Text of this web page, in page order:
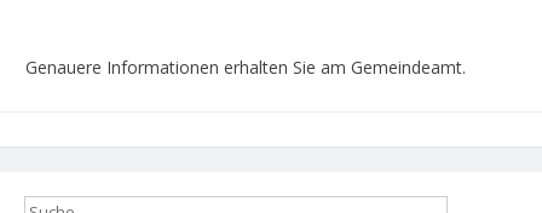
Genauere Informationen erhalten Sie am Gemeindeamt.